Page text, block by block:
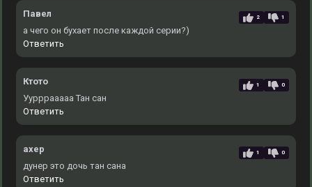
Павел 2 1
а чего он бухает после каждой серии?)
Ответить
Ктото 1 0
Уурррааааа Тан сан
Ответить
ахер 1 0
дунер это дочь тан сана
Ответить